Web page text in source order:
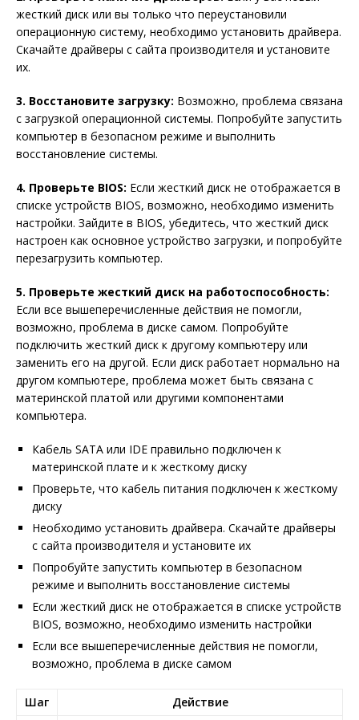
жесткий диск или вы только что переустановили
операционную систему, необходимо установить драйвера.
Скачайте драйверы с сайта производителя и установите
их.
3. Восстановите загрузку: Возможно, проблема связана
с загрузкой операционной системы. Попробуйте запустить
компьютер в безопасном режиме и выполнить
восстановление системы.
4. Проверьте BIOS: Если жесткий диск не отображается в
списке устройств BIOS, возможно, необходимо изменить
настройки. Зайдите в BIOS, убедитесь, что жесткий диск
настроен как основное устройство загрузки, и попробуйте
перезагрузить компьютер.
5. Проверьте жесткий диск на работоспособность:
Если все вышеперечисленные действия не помогли,
возможно, проблема в диске самом. Попробуйте
подключить жесткий диск к другому компьютеру или
заменить его на другой. Если диск работает нормально на
другом компьютере, проблема может быть связана с
материнской платой или другими компонентами
компьютера.
Кабель SATA или IDE правильно подключен к
материнской плате и к жесткому диску
Проверьте, что кабель питания подключен к жесткому
диску
Необходимо установить драйвера. Скачайте драйверы
с сайта производителя и установите их
Попробуйте запустить компьютер в безопасном
режиме и выполнить восстановление системы
Если жесткий диск не отображается в списке устройств
BIOS, возможно, необходимо изменить настройки
Если все вышеперечисленные действия не помогли,
возможно, проблема в диске самом
Шаг
Действие